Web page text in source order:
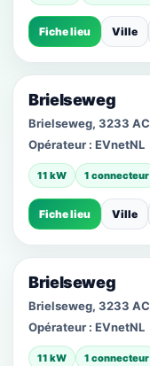
Fiche lieu Ville
Brielseweg
Brielseweg, 3233
Opérateur : EVnetNL
11 kW 1 connecteur
Fiche lieu Ville
Brielseweg
Brielseweg, 3233
Opérateur : EVnetNL
11 kW 1 connecteur